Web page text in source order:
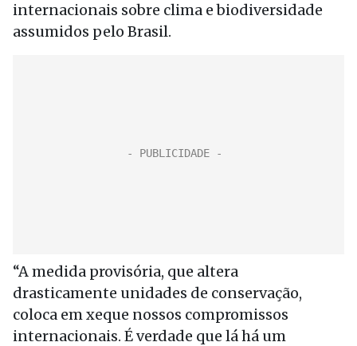
internacionais sobre clima e biodiversidade
assumidos pelo Brasil.
“A medida provisória, que altera
drasticamente unidades de conservação,
coloca em xeque nossos compromissos
internacionais. É verdade que lá há um